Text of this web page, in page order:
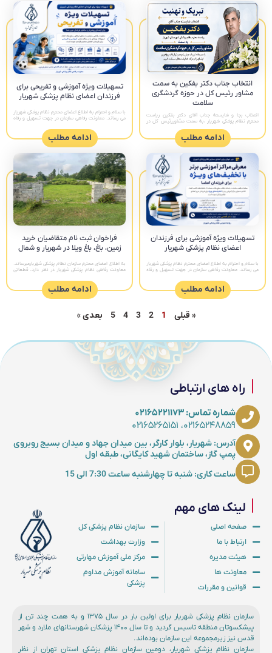
انتخاب جناب دکتر بفکین به سمت
مشاور رئیس کل در حوزه گردشگری
سلامت
انتخاب بجا و شایسته جناب آقای دکتر بفکین ریاست
محترم نظام پزشکی شهریار ،به سمت مشاوررئیس کل در
نظام پزشکی شهرستانادامه مطلب
تسهیلات ویژه آموزشی و تفریحی برای
فرزندان اعضای نظام پزشکی شهریار
با سلام و احترام به اطلاع اعضای محترم نظام پزشکی شهریار
می رساند. معاونت رفاهی سازمان در جهت تسهیل و رفاه
ادامه مطلب
تسهیلات ویژه آموزشی برای فرزندان
اعضای نظام پزشکی شهریار
با سلام و احترام به اطلاع اعضای محترم نظام پزشکی شهریار
می رساند. معاونت رفاهی سازمان در جهت تسهیل و رفاه
ادامه مطلب
فراخوان ثبت نام متقاضیان خرید
زمین، باغ، باغ ویلا در شهریار و شمال
به اطلاع اعضای محترم سازمان نظام پزشکی شهریارمیرساند.
معاونت رفاهی نظام پزشکی شهریار در نظر دارد، قطعاتی
ادامه مطلب
« قبلی 1
2
3
4
5 بعدی »
لینک های مهم
صفحه اصلی
ارتباط با ما
هیئت مدیره
معاونت ها
قوانین و مقررات
سازمان نظام پزشکی کل
وزارت بهداشت
مرکز ملی آموزش مهارتی
سامانه آموزش مداوم
پزشکی
راه های ارتباطی
شماره تماس: ۰۲۱۶۵۲۲۱۱۷۳
۰۲۱۶۵۲۴۸۸۵۹، ۰۲۱۶۵۲۶۵۱۵۱
آدرس: شهریار، بلوار کارگر، بین میدان جهاد و میدان بسیج روبروی
پمپ گاز، ساختمان شهید کایگانی، طبقه اول
ساعت کاری: شنبه تا چهارشنبه ساعت 7:30 الی 15
سازمان نظام پزشکی شهریار برای اولین بار در سال ۱۳۷۵ و به همت چند تن از
پیشکسوتان منطقه تاسیس گردید و تا سال ۱۴۰۰ پزشکان شهرستانهای ملارد و شهر
قدس نیز زیرمجموعه این سازمان بوده‌اند.
سازمان نظام پزشکی شهریار، دومین سازمان نظام پزشکی استان تهران از نظر